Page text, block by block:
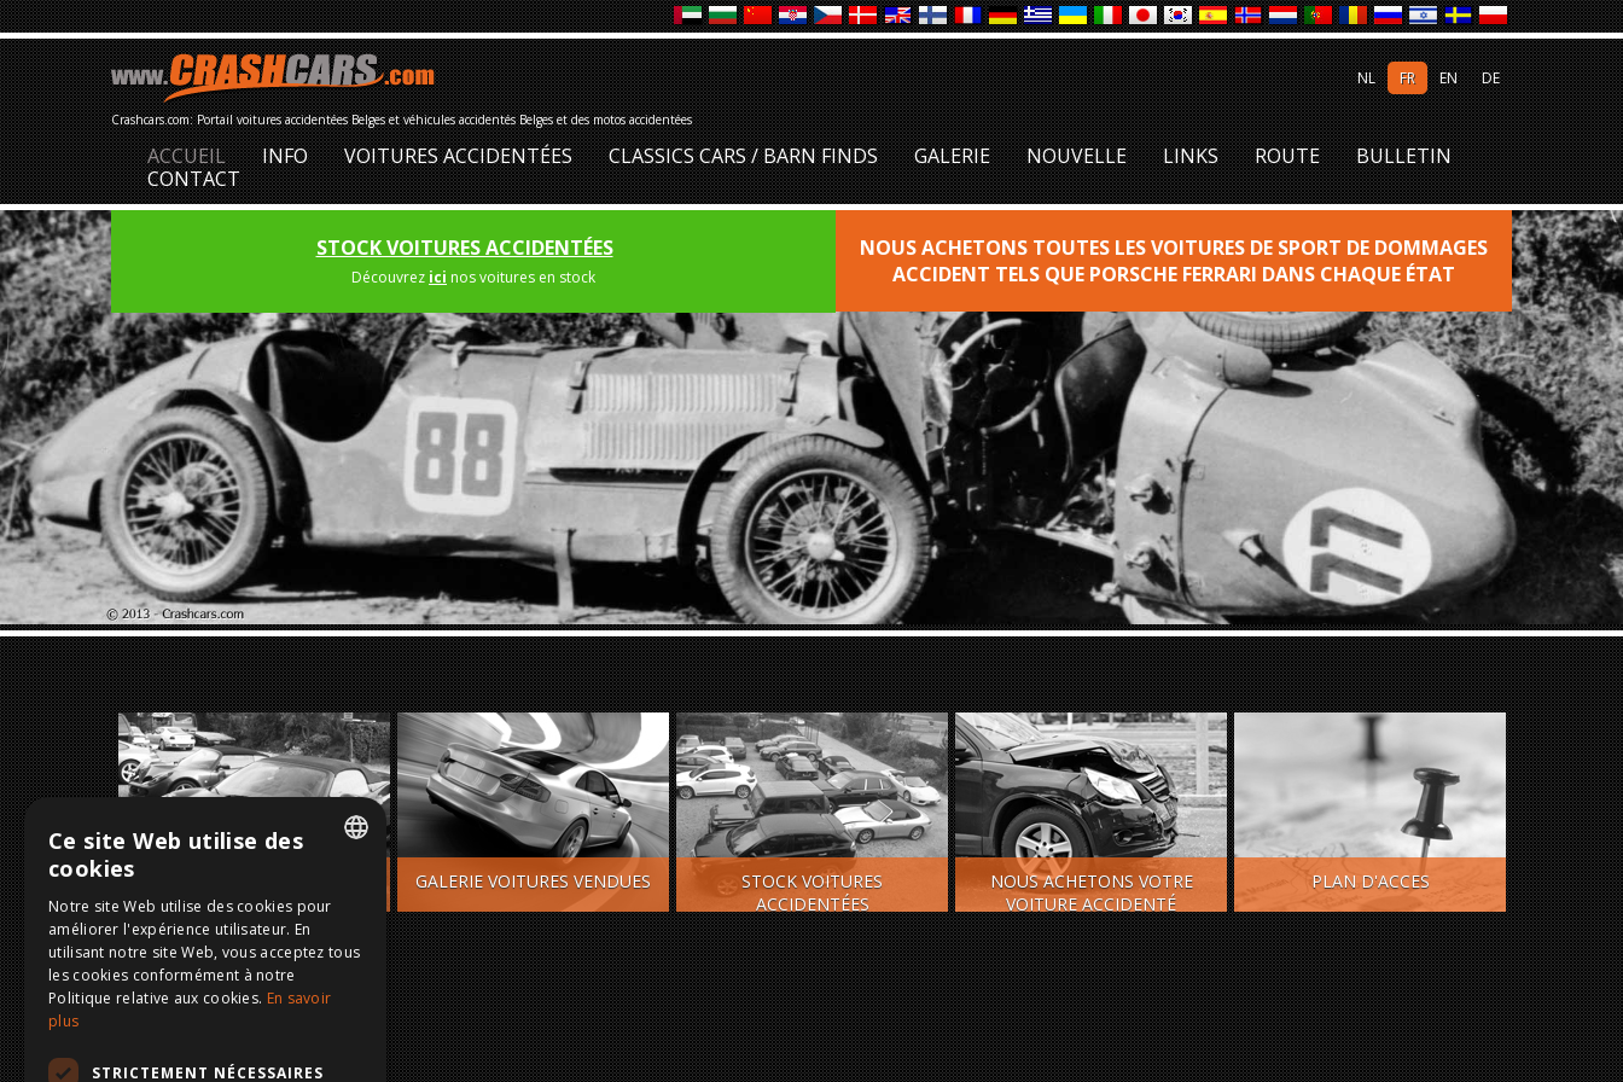
NL FR EN DE
Crashcars.com: Portail voitures accidentées Belges et véhicules accidentés Belges et des motos accidentées
ACCUEIL INFO VOITURES ACCIDENTÉES CLASSICS CARS / BARN FINDS GALERIE NOUVELLE LINKS ROUTE
BULLETIN
CONTACT
STOCK VOITURES ACCIDENTÉES
Découvrez ici nos voitures en stock
NOUS ACHETONS TOUTES LES VOITURES DE SPORT DE DOMMAGES
ACCIDENT TELS QUE PORSCHE FERRARI DANS CHAQUE ÉTAT
GALERIE VOITURES VENDUES
STOCK VOITURES
ACCIDENTÉES
NOUS ACHETONS VOTRE
VOITURE ACCIDENTÉ
PLAN D'ACCES
(Scroll to move items) FRENCH
Ce site Web utilise des
cookies
Notre site Web utilise des cookies pour
améliorer l'expérience utilisateur. En
utilisant notre site Web, vous acceptez tous
les cookies conformément à notre
Politique relative aux cookies. En savoir
plus
STRICTEMENT NÉCESSAIRES